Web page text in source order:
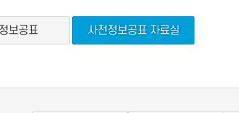
보공표 사전정보공표 자료실